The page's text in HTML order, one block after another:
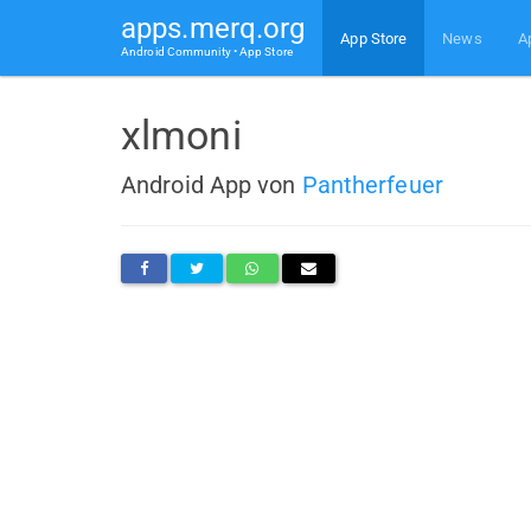
apps.merq.org
Android Community • App Store
App Store News
xlmoni
Android App von Pantherfeuer